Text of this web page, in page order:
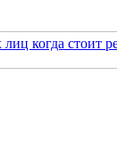
когда стоит